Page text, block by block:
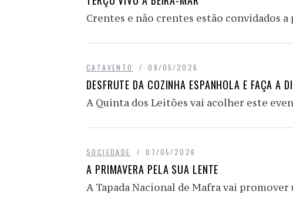
Crentes e não crentes estão convidados
CATAVENTO 08/05/2026
DESFRUTE DA COZINHA ESPANHOLA E FAÇA A
A Quinta dos Leitões vai acolher este
SOCIEDADE 07/05/2026
A PRIMAVERA PELA SUA LENTE
A Tapada Nacional de Mafra vai